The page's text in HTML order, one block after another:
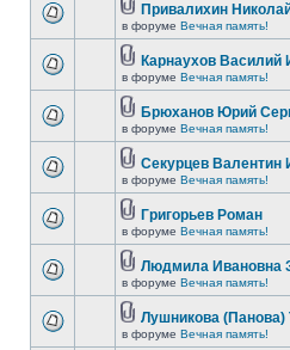
Привалихин
в форуме Вечная память!
Карнаухов Василий
в форуме Вечная память!
Брюханов Юрий
в форуме Вечная память!
Секурцев Валентин
в форуме Вечная память!
Григорьев Роман
в форуме Вечная память!
Людмила Ивановна
в форуме Вечная память!
Лушникова (Панова)
в форуме Вечная память!